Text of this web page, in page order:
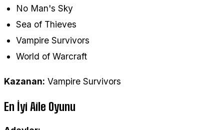
No Man's Sky
Sea of Thieves
Vampire Survivors
World of Warcraft
Kazanan: Vampire Survivors
En İyi Aile Oyunu